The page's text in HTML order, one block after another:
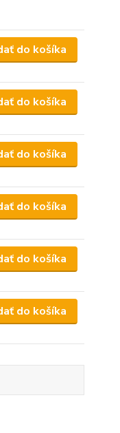
do košíka
do košíka
do košíka
do košíka
do košíka
do košíka